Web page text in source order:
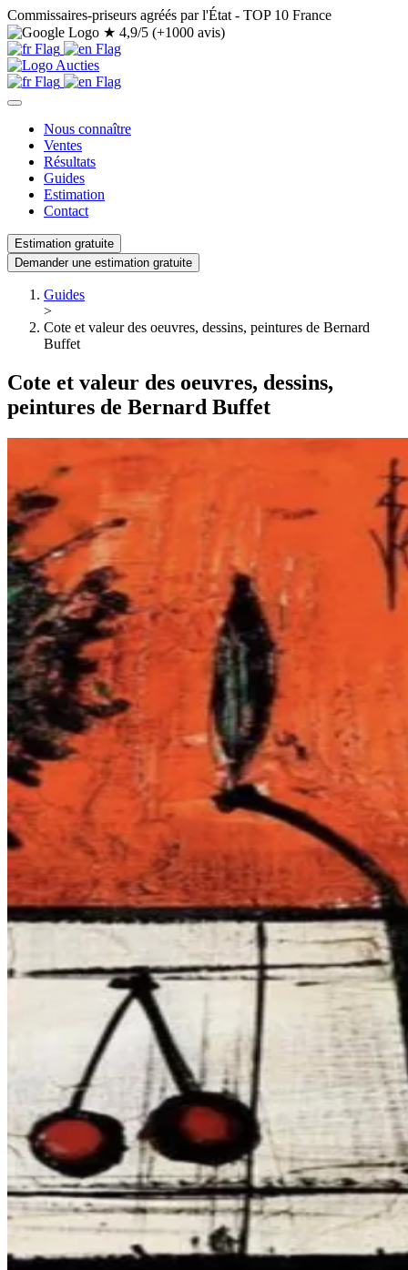
Commissaires-priseurs agréés par l'État - TOP 10 France
★ 4,9/5 (+1000 avis)
Nous connaître
Ventes
Résultats
Guides
Estimation
Contact
Estimation gratuite
Demander une estimation gratuite
Guides
>
Cote et valeur des oeuvres, dessins, peintures de Bernard
Buffet
Cote et valeur des oeuvres, dessins,
peintures de Bernard Buffet